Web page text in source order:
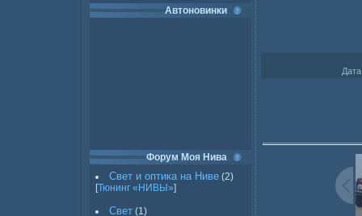
Автоновинки
Форум Моя Нива
Свет и оптика на Ниве (2)
[Тюнинг «НИВЫ»]
Свет (1)
Дата